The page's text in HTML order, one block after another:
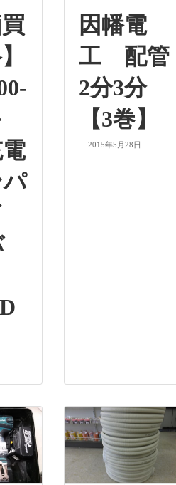
因幡電
工 配管
2分3分
【3巻】
2015年5月28日